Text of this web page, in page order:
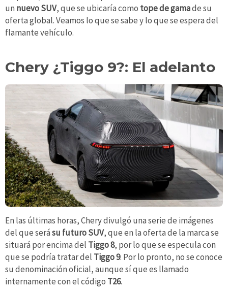
un nuevo SUV, que se ubicaría como tope de gamade su
oferta global. Veamos lo que se sabe y lo que se espera del
flamante vehículo.
Chery ¿Tiggo 9?: El adelanto
En las últimas horas, Chery divulgó una serie de imágenes
del que serásu futuro SUV, que en la oferta de la marca se
situará por encima del Tiggo 8, por lo que se especula con
que se podría tratar del Tiggo 9. Por lo pronto, no se conoce
su denominación oficial, aunque sí que es llamado
internamente con el código T26.